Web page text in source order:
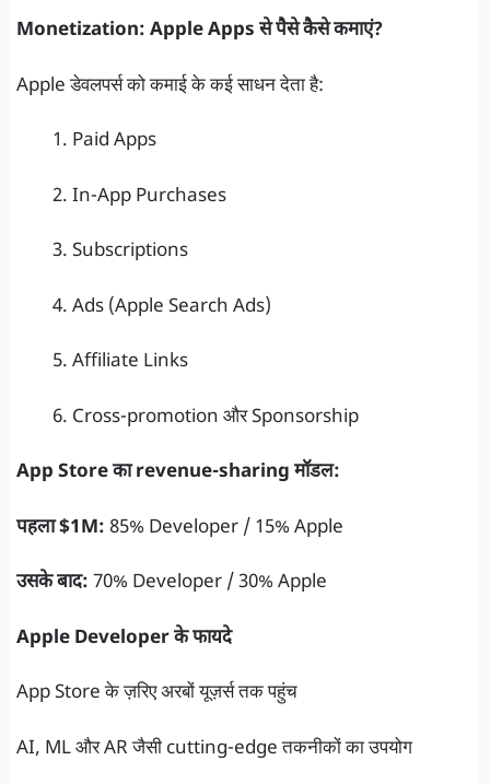
Monetization: Apple Apps से पैसे कैसे कमाएं?
Apple डेवलपर्स को कमाई के कई साधन देता है:
Paid Apps
In-App Purchases
Subscriptions
Ads (Apple Search Ads)
Affiliate Links
Cross-promotion और Sponsorship
App Store का revenue-sharing मॉडल:
पहला $1M: 85% Developer / 15% Apple
उसके बाद: 70% Developer / 30% Apple
Apple Developer के फायदे
App Store के ज़रिए अरबों यूज़र्स तक पहुंच
AI, ML और AR जैसी cutting-edge तकनीकों का उपयोग